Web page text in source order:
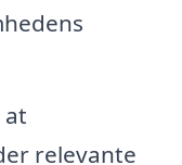
at
relevante